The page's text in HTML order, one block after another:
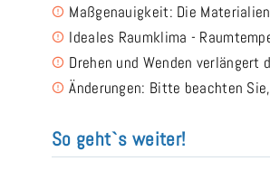
Maßgenauigkeit: Die
Ideales Raumklima -
Drehen und Wenden
Änderungen: Bitte beachten
So geht`s weiter!